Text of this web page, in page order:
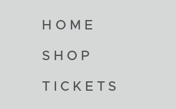
HOME
TICKETS
SHOP